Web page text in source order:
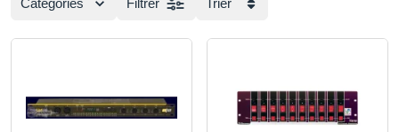
Catégories Filtrer Trier